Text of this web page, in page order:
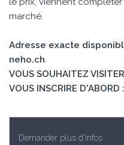
marché.
Adresse exacte
neho.ch.
VOUS SOUHAITEZ
VOUS INSCRIRE
Demander plus d'infos